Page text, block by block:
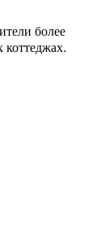
более
коттеджах.